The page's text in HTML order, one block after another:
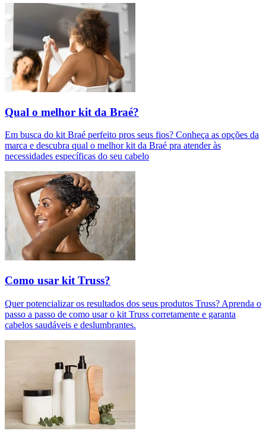
Qual o melhor kit da Braé?
Em busca do kit Braé perfeito pros seus fios? Conheça as opções da
marca e descubra qual o melhor kit da Braé pra atender às
necessidades específicas do seu cabelo
Como usar kit Truss?
Quer potencializar os resultados dos seus produtos Truss? Aprenda o
passo a passo de como usar o kit Truss corretamente e garanta
cabelos saudáveis e deslumbrantes.